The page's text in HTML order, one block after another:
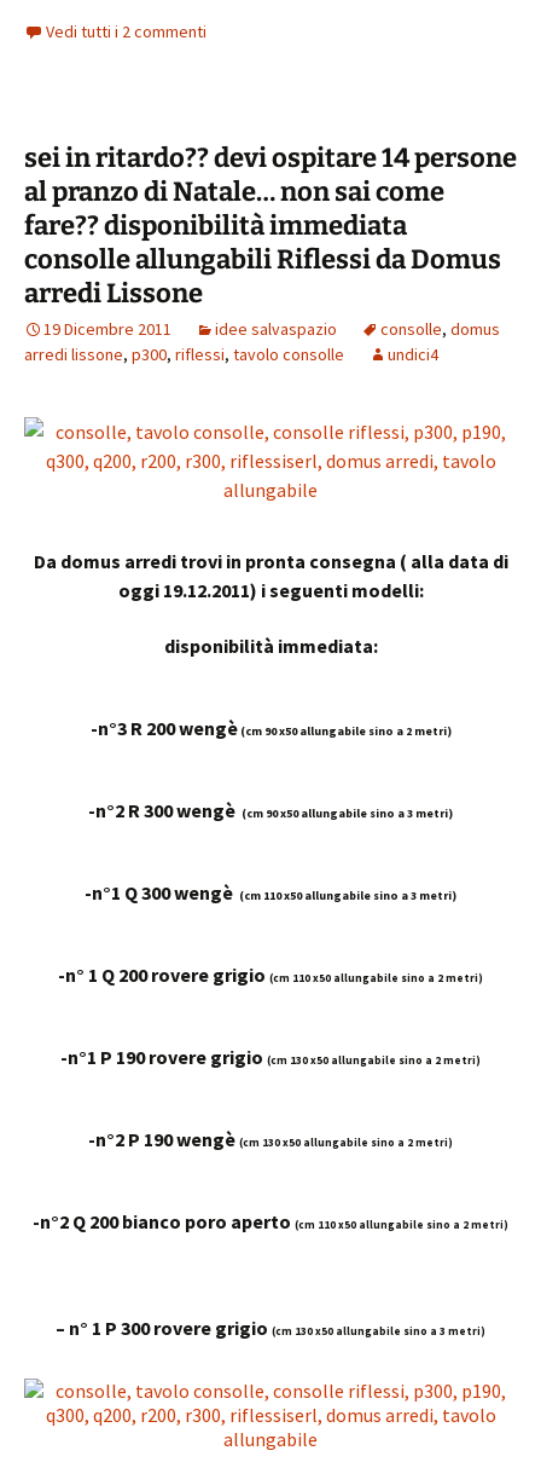
ce
b
k
wi
tt er
p di
Vedi tutti i 2 commenti
sei in ritardo?? devi ospitare 14 persone
al pranzo di Natale… non sai come
fare?? disponibilità immediata
consolle allungabili Riflessi da Domus
arredi Lissone
19 Dicembre 2011 idee salvaspazio consolle, domus
arredi lissone, p300, riflessi, tavolo consolle undici4
Da domus arredi trovi in pronta consegna ( alla data di
oggi 19.12.2011) i seguenti modelli:
disponibilità immediata:
-n°3 R 200 wengè(cm 90 x50 allungabile sino a 2 metri)
-n°2 R 300 wengè (cm 90 x50 allungabile sino a 3 metri)
-n°1 Q 300 wengè (cm 110 x50 allungabile sino a 3 metri)
-n° 1 Q 200 rovere grigio (cm 110 x50 allungabile sino a 2 metri)
-n°1 P 190 rovere grigio (cm 130 x50 allungabile sino a 2 metri)
-n°2 P 190 wengè (cm 130 x50 allungabile sino a 2 metri)
-n°2 Q 200 bianco poro aperto (cm 110 x50 allungabile sino a 2 metri)
– n° 1 P 300 rovere grigio (cm 130 x50 allungabile sino a 3 metri)